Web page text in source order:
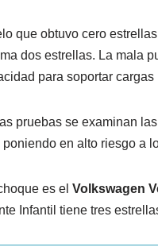
que obtuvo cero
dos estrellas. La mala
para soportar cargas
pruebas se examinan
en alto riesgo a
es el Volkswagen
Infantil tiene tres